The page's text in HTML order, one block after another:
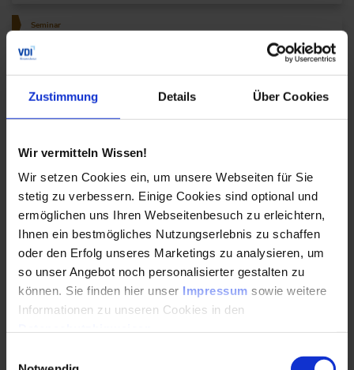
Zustimmung Details Über Cookies
Wir vermitteln Wissen!
Wir setzen Cookies ein, um unsere Webseiten für Sie
stetig zu verbessern. Einige Cookies sind optional und
ermöglichen uns Ihren Webseitenbesuch zu erleichtern,
Ihnen ein bestmögliches Nutzungserlebnis zu schaffen
oder den Erfolg unseres Marketings zu analysieren, um
so unser Angebot noch personalisierter gestalten zu
können. Sie finden hier unser Impressum sowie weitere
Informationen zu unseren Cookies in den
Seminar
Dichtheitsprüfung und Leckageortung in der
industriellen Praxis
Im Seminar "Leckageortung und Dichtheitsprüfung
in der industriellen Praxis" lernen Sie die
kennen.
Durchführungen
Veranstaltungsdatum Veranstaltungsort
18. – 19.08.2026
Online
10. – 11.11.2026
Online
Alle Termine ansehen
Auch Inhouse buchbar
DETAILS & BUCHEN